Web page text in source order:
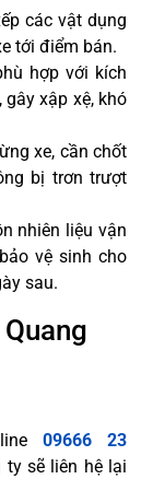
các vật dụng
tới điểm bán.
hợp với kích
xập xệ, khó
xe, cần chốt
bị trơn trượt
nhiên liệu vận
vệ sinh cho
sau.
09666 23
sẽ liên hệ lại